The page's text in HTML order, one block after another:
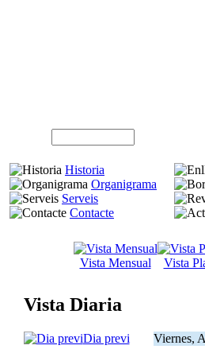
Historia
Organigrama
Serveis
Contacte
Vista Mensual Vista
Vista Diaria
Dia previ Viernes,